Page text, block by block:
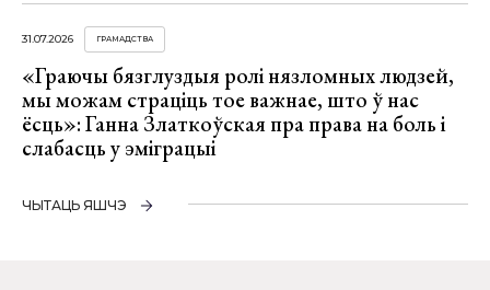
31.07.2026 ГРАМАДСТВА
«Граючы бязглуздыя ролі нязломных людзей,
мы можам страціць тое важнае, што ў нас
ёсць»: Ганна Златкоўская пра права на боль і
слабасць у эміграцыі
ЧЫТАЦЬ ЯШЧЭ